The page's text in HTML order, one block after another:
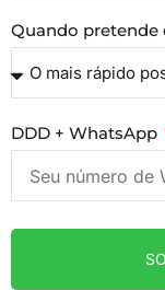
Quando pretende
DDD + WhatsApp